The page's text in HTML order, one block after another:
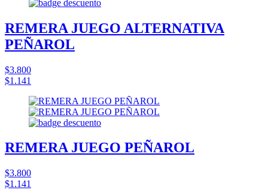
REMERA JUEGO ALTERNATIVA
PEÑAROL
$3.800
$1.141
REMERA JUEGO PEÑAROL
$3.800
$1.141